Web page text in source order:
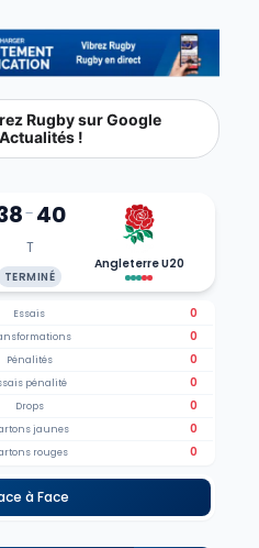
Rugby sur Google
Actualités !
-40
T
TERMINÉ
Angleterre U20
Essais
0
0
Pénalités
0
pénalité
0
Drops
0
jaunes
0
rouges 0
à Face